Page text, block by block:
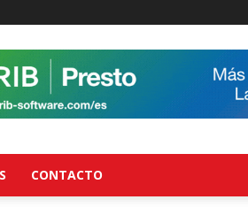
CONTACTO